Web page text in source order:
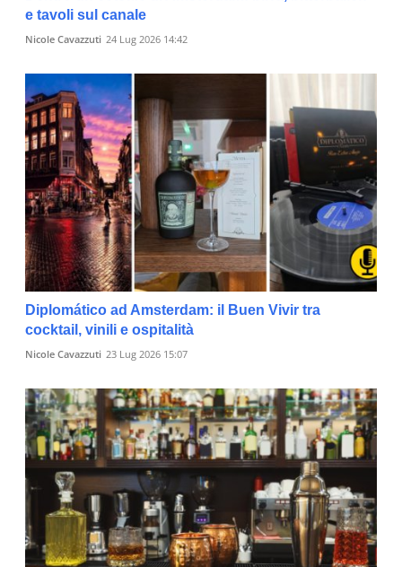
e tavoli sul canale
Nicole Cavazzuti 24 Lug 2026 14:42
Diplomático ad Amsterdam: il Buen Vivir tra
cocktail, vinili e ospitalità
Nicole Cavazzuti 23 Lug 2026 15:07